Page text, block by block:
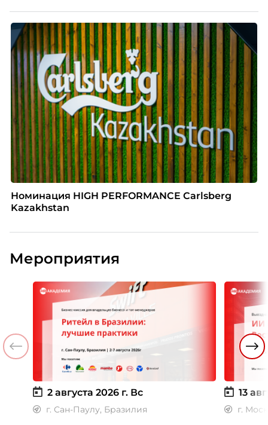
Номинация HIGH PERFORMANCE Carlsberg
Kazakhstan
Мероприятия
2 августа 2026 г. Вс
г. Сан-Паулу, Бразилия
13
г.